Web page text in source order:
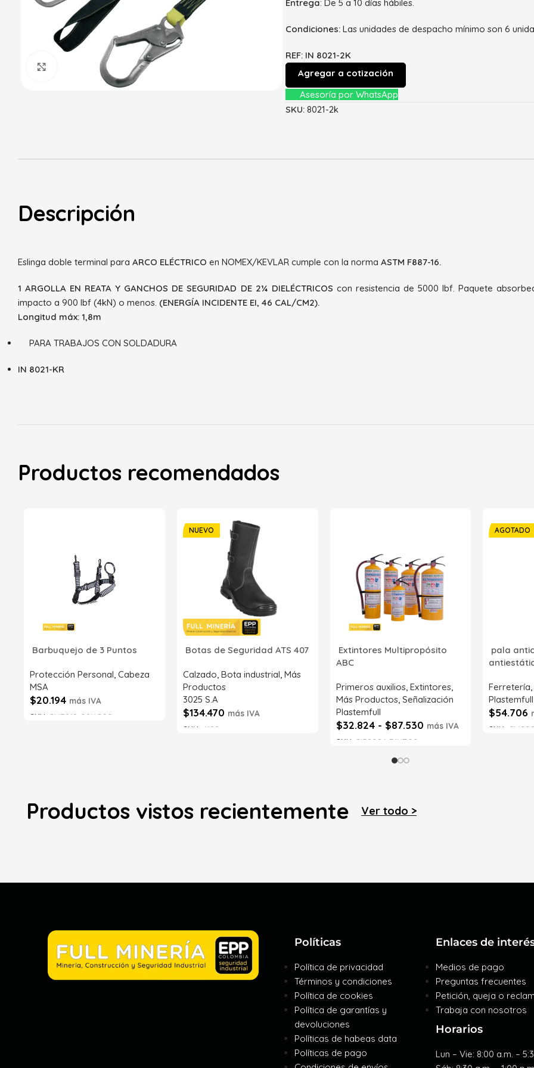
Haga Click para agrandar
Entrega: De 5 a 10 días hábiles.
Condiciones: Las unidades de despacho mínimo son 6
REF: IN 8021-2K
Agregar a cotización
Asesoría por WhatsApp
SKU:8021-2k
Descripción
Eslinga doble terminal para ARCO ELÉCTRICO en NOMEX/KEVLAR cumple con la norma ASTM F887-16.
1 ARGOLLA EN REATA Y GANCHOS DE SEGURIDAD DE 2¼ DIELÉCTRICOS con resistencia de 5000 lbf. Paquete
impacto a 900 lbf (4kN) o menos. (ENERGÍA INCIDENTE EI, 46 CAL/CM2).
Longitud máx: 1,8m
PARA TRABAJOS CON SOLDADURA
IN 8021-KR
Productos recomendados
Barbuquejo de 3 Puntos
Protección Personal, Cabeza
MSA
$20.194 más IVA
SKU: SI43218-02NG00
NUEVO
Botas de Seguridad ATS 407
Calzado, Bota industrial, Más
Productos
3025 S.A
$134.470 más IVA
SKU:
6192
Extintores Multipropósito
ABC
Primeros auxilios, Extintores,
Más Productos, Señalización
Plastemfull
$32.824 - $87.530 más IVA
SKU: SI52086-71NT00
Seleccionar opciones
AGOTADO
pala
Ferretería
Plastemfull
$54.706
SKU:
Productos vistos recientemente Ver todo >
Políticas
Política de privacidad
Términos y condiciones
Política de cookies
Política de garantías y
devoluciones
Políticas de habeas data
Políticas de pago
Enlaces de
Medios de pago
Preguntas frecuentes
Petición, queja o
Trabaja con nosotros
Horarios
Lun – Vie: 8:00 a.m. –